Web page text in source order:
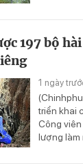
197 bộ
1 ngày
triển khai
Công viên
lượng làm